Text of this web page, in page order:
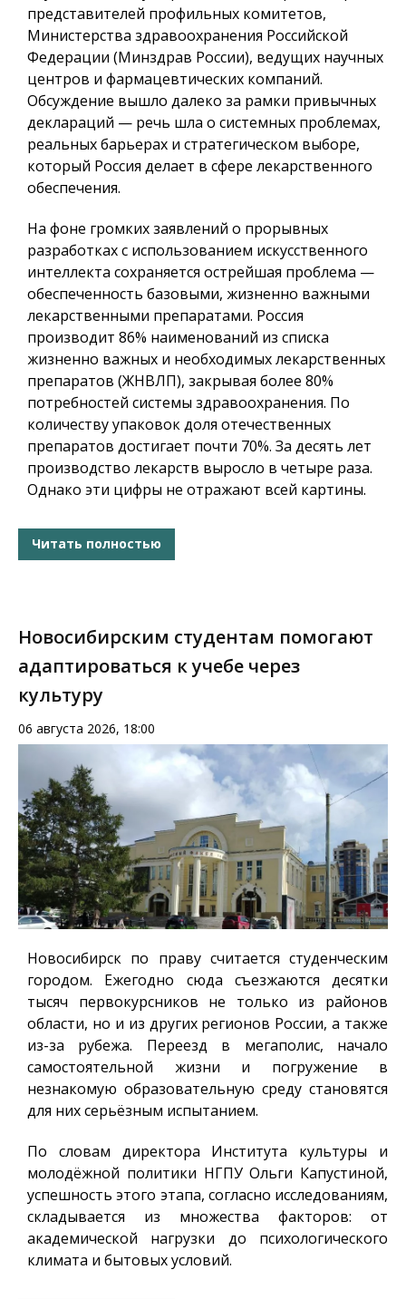
представителей профильных комитетов,
Министерства здравоохранения Российской
Федерации (Минздрав России), ведущих научных
центров и фармацевтических компаний.
Обсуждение вышло далеко за рамки привычных
деклараций — речь шла о системных проблемах,
реальных барьерах и стратегическом выборе,
который Россия делает в сфере лекарственного
обеспечения.
На фоне громких заявлений о прорывных
разработках с использованием искусственного
интеллекта сохраняется острейшая проблема —
обеспеченность базовыми, жизненно важными
лекарственными препаратами. Россия
производит 86% наименований из списка
жизненно важных и необходимых лекарственных
препаратов (ЖНВЛП), закрывая более 80%
потребностей системы здравоохранения. По
количеству упаковок доля отечественных
препаратов достигает почти 70%. За десять лет
производство лекарств выросло в четыре раза.
Однако эти цифры не отражают всей картины.
Читать полностью
Новосибирским студентам помогают
адаптироваться к учебе через
культуру
06 августа 2026, 18:00
Новосибирск по праву считается студенческим
городом. Ежегодно сюда съезжаются десятки
тысяч первокурсников не только из районов
области, но и из других регионов России, а также
из-за рубежа. Переезд в мегаполис, начало
самостоятельной жизни и погружение в
незнакомую образовательную среду становятся
для них серьёзным испытанием.
По словам директора Института культуры и
молодёжной политики НГПУ Ольги Капустиной,
успешность этого этапа, согласно исследованиям,
складывается из множества факторов: от
академической нагрузки до психологического
климата и бытовых условий.